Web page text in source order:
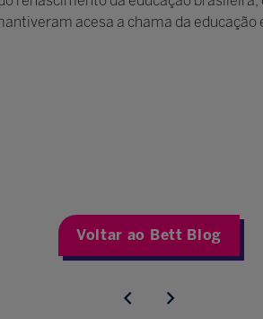
acesa a chama da
Voltar ao Bett Blog